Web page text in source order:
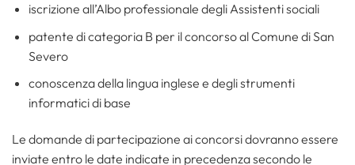
iscrizione all’Albo professionale degli Assistenti sociali
patente di categoria B per il concorso al Comune di San
Severo
conoscenza della lingua inglese e degli strumenti
informatici di base
Le domande di partecipazione ai concorsi dovranno essere
inviate entro le date indicate in precedenza secondo le